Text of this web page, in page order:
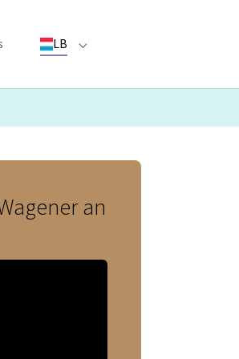
for "Patrimoine"
LB Submenu for "LB"
an